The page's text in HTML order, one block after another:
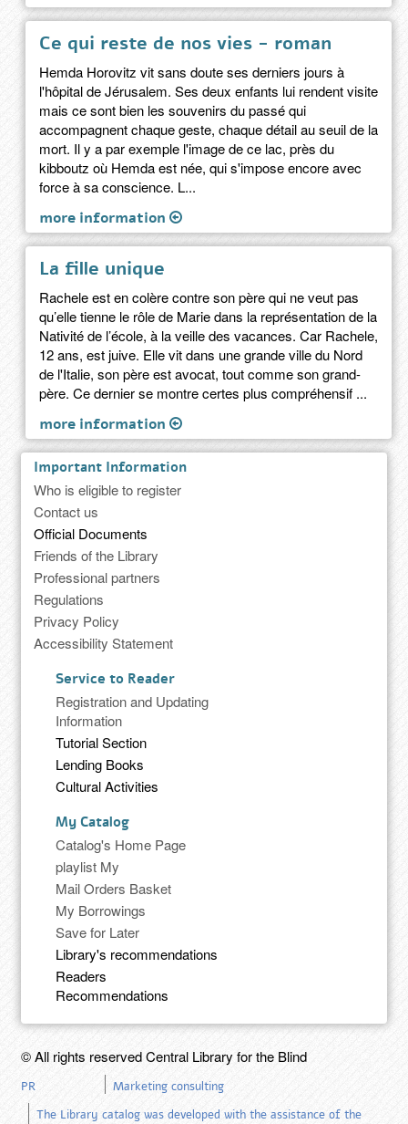
Ce qui reste de nos vies - roman
Hemda Horovitz vit sans doute ses derniers jours à
l'hôpital de Jérusalem. Ses deux enfants lui rendent visite
mais ce sont bien les souvenirs du passé qui
accompagnent chaque geste, chaque détail au seuil de la
mort. Il y a par exemple l'image de ce lac, près du
kibboutz où Hemda est née, qui s'impose encore avec
force à sa conscience. L...
more information
La fille unique
Rachele est en colère contre son père qui ne veut pas
qu’elle tienne le rôle de Marie dans la représentation de la
Nativité de l’école, à la veille des vacances. Car Rachele,
12 ans, est juive. Elle vit dans une grande ville du Nord
de l'Italie, son père est avocat, tout comme son grand-
père. Ce dernier se montre certes plus compréhensif ...
more information
Important Information
Who is eligible to register
Contact us
Official Documents
Friends of the Library
Professional partners
Regulations
Privacy Policy
Accessibility Statement
Service to Reader
Registration and Updating
Information
Tutorial Section
Lending Books
Cultural Activities
My Catalog
Catalog's Home Page
playlist My
Mail Orders Basket
My Borrowings
Save for Later
Library's recommendations
Readers
Recommendations
© All rights reserved Central Library for the Blind
PR
Marketing consulting
The Library catalog was developed with the assistance of the